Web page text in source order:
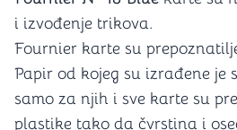
i izvođenje trikova.
Fournier karte su
Papir od kojeg su izrađene je
samo za njih i sve karte su
plastike tako da čvrstina i